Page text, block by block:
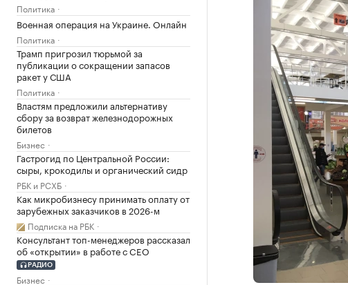
Политика
Военная операция на Украине. Онлайн
Политика
Трамп пригрозил тюрьмой за
публикации о сокращении запасов
ракет у США
Политика
Властям предложили альтернативу
сбору за возврат железнодорожных
билетов
Бизнес
Гастрогид по Центральной России:
сыры, крокодилы и органический сидр
РБК и РСХБ
Как микробизнесу принимать оплату от
зарубежных заказчиков в 2026-м
Подписка на РБК
Консультант топ-менеджеров рассказал
об «открытии» в работе с CEO
РАДИО
Бизнес